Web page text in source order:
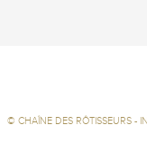
© CHAÎNE DES RÔTISSEURS -